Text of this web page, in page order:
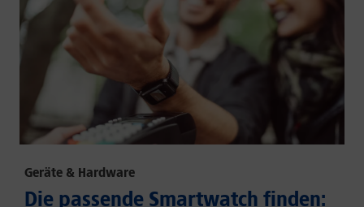
Geräte & Hardware
Die passende Smartwatch finden: